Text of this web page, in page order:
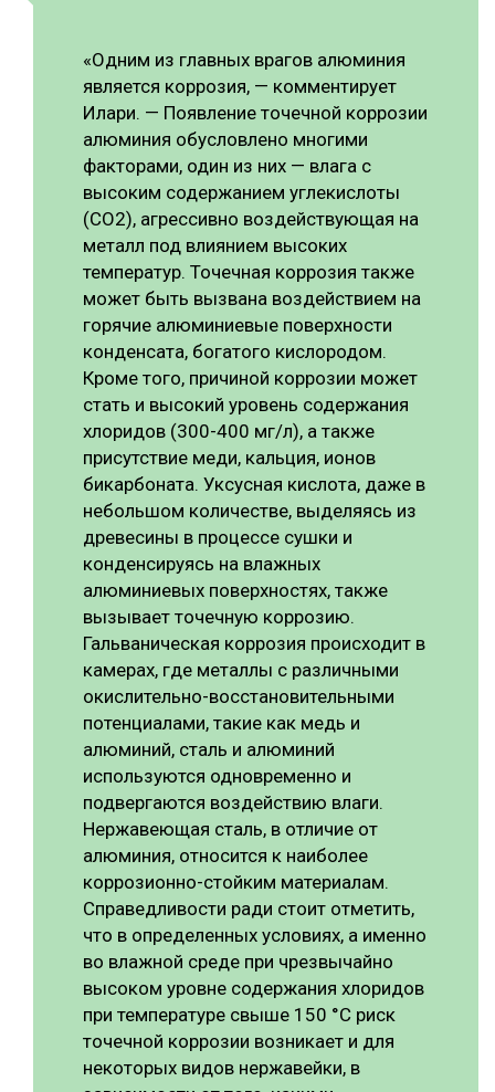
«Одним из главных врагов алюминия
является коррозия, — комментирует
Илари. — Появление точечной коррозии
алюминия обусловлено многими
факторами, один из них — влага с
высоким содержанием углекислоты
(CO2), агрессивно воздействующая на
металл под влиянием высоких
температур. Точечная коррозия также
может быть вызвана воздействием на
горячие алюминиевые поверхности
конденсата, богатого кислородом.
Кроме того, причиной коррозии может
стать и высокий уровень содержания
хлоридов (300-400 мг/л), а также
присутствие меди, кальция, ионов
бикарбоната. Уксусная кислота, даже в
небольшом количестве, выделяясь из
древесины в процессе сушки и
конденсируясь на влажных
алюминиевых поверхностях, также
вызывает точечную коррозию.
Гальваническая коррозия происходит в
камерах, где металлы с различными
окислительно-восстановительными
потенциалами, такие как медь и
алюминий, сталь и алюминий
используются одновременно и
подвергаются воздействию влаги.
Нержавеющая сталь, в отличие от
алюминия, относится к наиболее
коррозионно-стойким материалам.
Справедливости ради стоит отметить,
что в определенных условиях, а именно
во влажной среде при чрезвычайно
высоком уровне содержания хлоридов
при температуре свыше 150 °C риск
точечной коррозии возникает и для
некоторых видов нержавейки, в